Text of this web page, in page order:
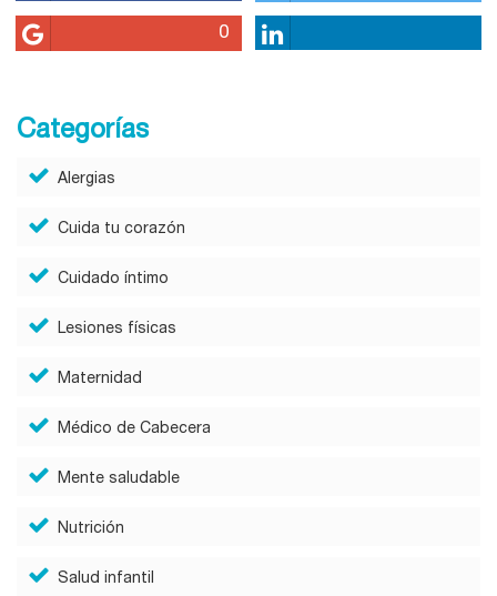
0
Categorías
Alergias
Cuida tu corazón
Cuidado íntimo
Lesiones físicas
Maternidad
Médico de Cabecera
Mente saludable
Nutrición
Salud infantil